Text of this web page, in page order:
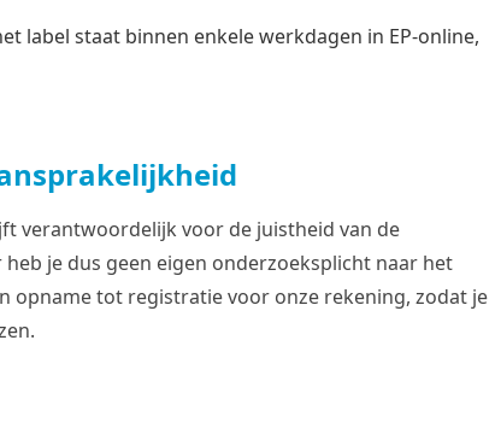
label staat binnen enkele werkdagen in EP-online,
verantwoordelijk voor de juistheid van de
je dus geen eigen onderzoeksplicht naar het
opname tot registratie voor onze rekening, zodat je